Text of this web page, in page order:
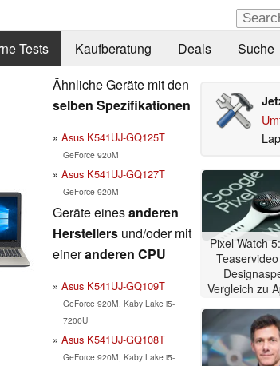
Tests Kaufberatung Deals Suche
Ähnliche Geräte mit den
selben Spezifikationen
Asus K541UJ-GQ125T
GeForce 920M
Asus K541UJ-GQ127T
GeForce 920M
Geräte einesanderen
Herstellers und/oder mit
eineranderen CPU
Asus K541UJ-GQ109T
GeForce 920M, Kaby Lake i5-
7200U
Asus K541UJ-GQ108T
GeForce 920M, Kaby Lake i5-
Pixel Watch
Vergleich zu